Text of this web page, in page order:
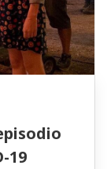
19